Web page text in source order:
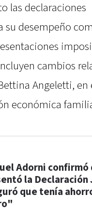
las declaraciones
su desempeño
cambios
Angeletti, en
económica
Adorni confirmó
la Declaración
que tenía